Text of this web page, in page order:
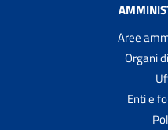
Aree
Organi
Enti e